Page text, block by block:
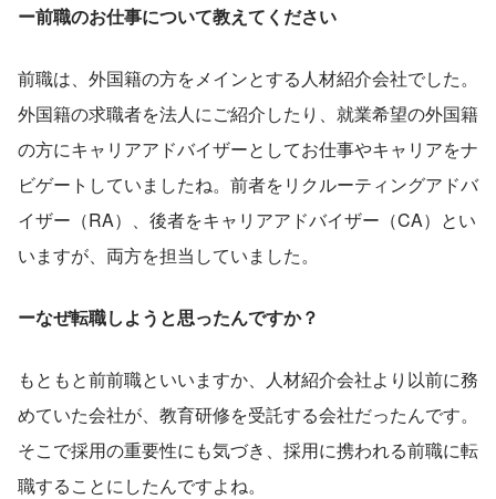
ー前職のお仕事について教えてください
前職は、外国籍の方をメインとする人材紹介会社でした。
外国籍の求職者を法人にご紹介したり、就業希望の外国籍
の方にキャリアアドバイザーとしてお仕事やキャリアをナ
ビゲートしていましたね。前者をリクルーティングアドバ
イザー（RA）、後者をキャリアアドバイザー（CA）とい
いますが、両方を担当していました。
ーなぜ転職しようと思ったんですか？
もともと前前職といいますか、人材紹介会社より以前に務
めていた会社が、教育研修を受託する会社だったんです。
そこで採用の重要性にも気づき、採用に携われる前職に転
職することにしたんですよね。